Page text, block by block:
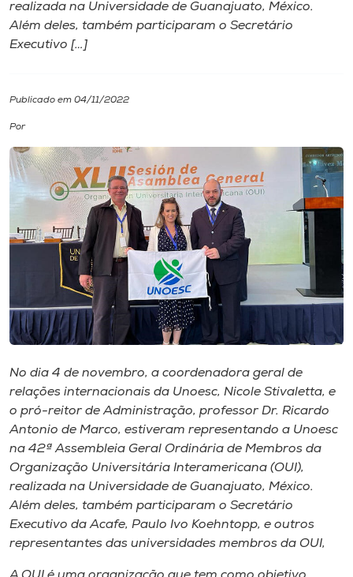
Diplomados
Biblioteca
Editora
Museu
Unoesc
Store
Selecione
A+
A-
realizada na Universidade de Guanajuato, México.
Além deles, também participaram o Secretário
Executivo […]
Publicado em 04/11/2022
Por
No dia 4 de novembro, a coordenadora geral de
relações internacionais da Unoesc, Nicole Stivaletta, e
o pró-reitor de Administração, professor Dr. Ricardo
Antonio de Marco, estiveram representando a Unoesc
na 42ª Assembleia Geral Ordinária de Membros da
Organização Universitária Interamericana (OUI),
realizada na Universidade de Guanajuato, México.
Além deles, também participaram o Secretário
Executivo da Acafe, Paulo Ivo Koehntopp, e outros
representantes das universidades membros da OUI,